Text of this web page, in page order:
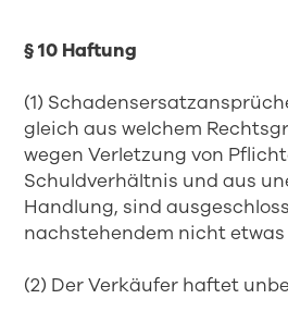
§ 10 Haftung
(1)
gleich aus welchem
wegen Verletzung von
Schuldverhältnis und aus
Handlung, sind
nachstehendem nicht
(2) Der Verkäufer haftet